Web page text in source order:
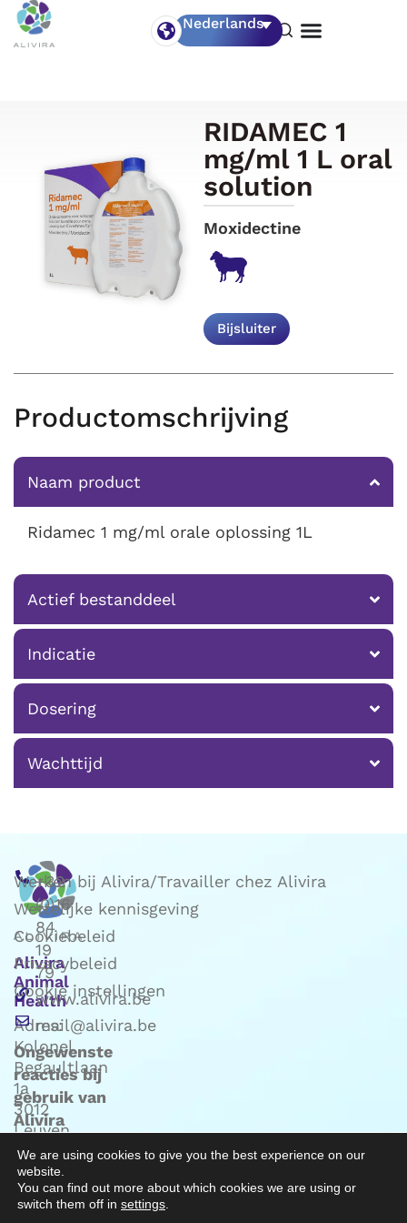
Nederlands
RIDAMEC 1
mg/ml 1 L oral
solution
Moxidectine
Bijsluiter
Productomschrijving
Naam product
Ridamec 1 mg/ml orale oplossing 1L
Actief bestanddeel
Indicatie
Dosering
Wachttijd
Alivira
Animal
Health
Adres:
Kolonel
Begaultlaan
1a
3012
Leuven
(Belgie)
+32
(0)16
84
19
79
www.alivira.be
mail@alivira.be
Ongewenste
reacties bij
gebruik van
Alivira
mail naar
Phv@alivira.be
Werken bij Alivira/Travailler chez Alivira
Wettelijke kennisgeving
Cookiebeleid
Privacybeleid
Cookie instellingen
We are using cookies to give you the best experience on our
website.
You can find out more about which cookies we are using or
switch them off in settings